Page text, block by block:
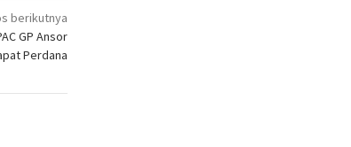
berikutnya
GP Ansor
Perdana